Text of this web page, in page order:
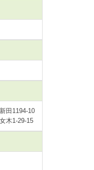
田1194-10
木1-29-15